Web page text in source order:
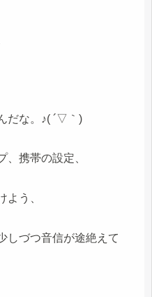
だな。♪( ´▽｀)
、携帯の設定、
よう、
しづつ音信が途絶えて